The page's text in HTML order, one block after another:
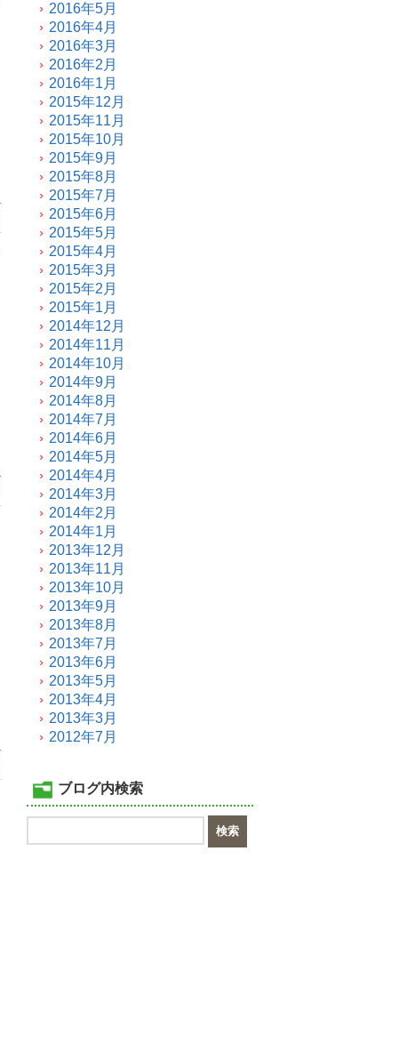
2016年5月
2016年4月
2016年3月
2016年2月
2016年1月
2015年12月
2015年11月
2015年10月
2015年9月
2015年8月
2015年7月
2015年6月
2015年5月
2015年4月
2015年3月
2015年2月
2015年1月
2014年12月
2014年11月
2014年10月
2014年9月
2014年8月
2014年7月
2014年6月
2014年5月
2014年4月
2014年3月
2014年2月
2014年1月
2013年12月
2013年11月
2013年10月
2013年9月
2013年8月
2013年7月
2013年6月
2013年5月
2013年4月
2013年3月
2012年7月
ブログ内検索